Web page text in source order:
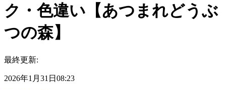
ク・色違い【あつまれどうぶ
つの森】
最終更新:
2026年1月31日08:23